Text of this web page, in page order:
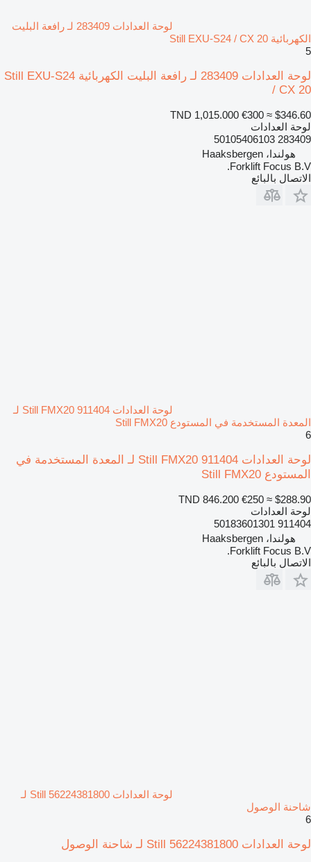
لوحة العدادات 283409 لـ رافعة البليت
الكهربائية Still EXU-S24 / CX 20
5
لوحة العدادات 283409 لـ رافعة البليت الكهربائية Still EXU-S24
/ CX 20
TND 1,015.000 €300 ≈ $346.60
لوحة العدادات
283409 50105406103
هولندا، Haaksbergen
Forklift Focus B.V.
الاتصال بالبائع
لوحة العدادات Still FMX20 911404 لـ
المعدة المستخدمة في المستودع Still FMX20
6
لوحة العدادات Still FMX20 911404 لـ المعدة المستخدمة في
المستودع Still FMX20
TND 846.200 €250 ≈ $288.90
لوحة العدادات
911404 50183601301
هولندا، Haaksbergen
Forklift Focus B.V.
الاتصال بالبائع
لوحة العدادات Still 56224381800 لـ
شاحنة الوصول
6
لوحة العدادات Still 56224381800 لـ شاحنة الوصول